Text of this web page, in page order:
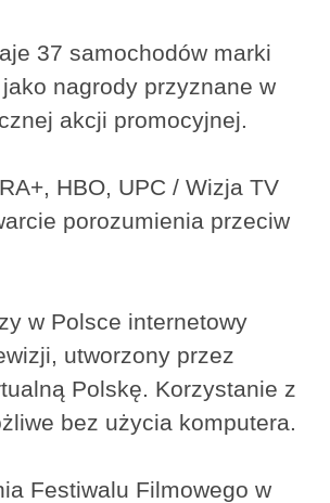
37 samochodów marki
nagrody przyznane w
akcji promocyjnej.
HBO, UPC / Wizja TV
porozumienia przeciw
w Polsce internetowy
utworzony przez
Polskę. Korzystanie z
bez użycia komputera.
Festiwalu Filmowego w